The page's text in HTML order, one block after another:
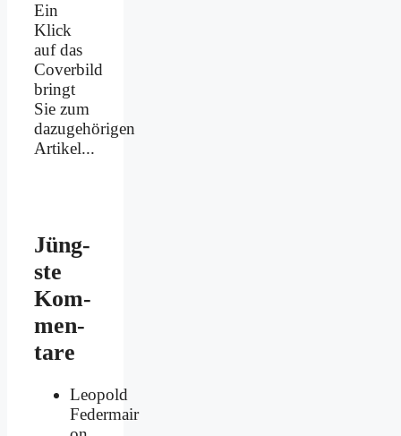
Ein
Klick
auf das
Coverbild
bringt
Sie zum
dazugehörigen
Artikel...
Jüng­
ste
Kom­
men­
ta­re
Leopold
Federmair